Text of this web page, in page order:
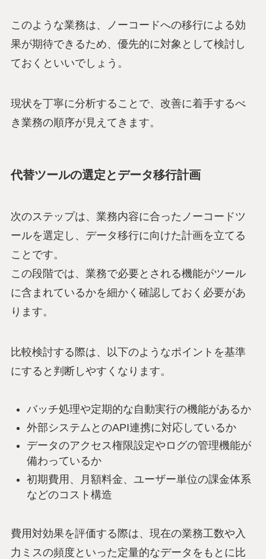
このような業務は、ノーコードへの移行による効
果が期待できるため、優先的に対象として検討し
ておくといいでしょう。
現状を丁寧に分析することで、改善に着手するべ
き業務の順序が見えてきます。
代替ツールの選定とデータ移行計画
次のステップは、業務内容に合ったノーコードツ
ールを選定し、データ移行に向けた計画を立てる
ことです。
この段階では、業務で必要とされる機能がツール
に含まれているかを細かく確認しておく必要があ
ります。
比較検討する際は、以下のようなポイントを基準
にすると判断しやすくなります。
バッチ処理や定期的な自動実行の機能があるか
外部システムとのAPI連携に対応しているか
データのアクセス権限設定やログの管理機能が
備わっているか
初期費用、月額料金、ユーザー単位の課金体系
などのコスト構造
費用対効果を評価する際は、現在の業務工数や入
力ミスの頻度といった定量的なデータをもとに比